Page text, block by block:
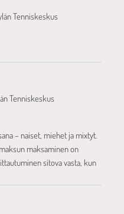
Tenniskeskus
Tenniskeskus
– naiset, miehet ja mixtyt.
maksaminen on
sitova vasta, kun